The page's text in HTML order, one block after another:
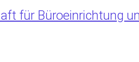
für Büroeinrichtung